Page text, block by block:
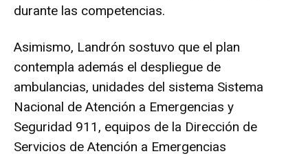
durante las competencias.
Asimismo, Landrón sostuvo que el plan
contempla además el despliegue de
ambulancias, unidades del sistema Sistema
Nacional de Atención a Emergencias y
Seguridad 911, equipos de la Dirección de
Servicios de Atención a Emergencias